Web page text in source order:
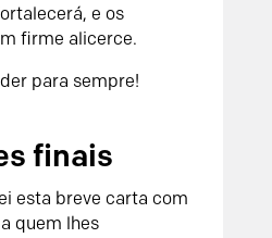
e os
firme alicerce.
para sempre!
finais
esta breve carta com
quem lhes